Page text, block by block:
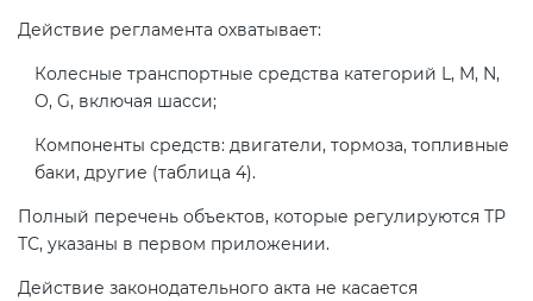
Действие регламента охватывает:
Колесные транспортные средства категорий L, M, N,
O, G, включая шасси;
Компоненты средств: двигатели, тормоза, топливные
баки, другие (таблица 4).
Полный перечень объектов, которые регулируются ТР
ТС, указаны в первом приложении.
Действие законодательного акта не касается
Сертификация спортивных
товаров
Сертификация электротехники
Сертификация ресурсов